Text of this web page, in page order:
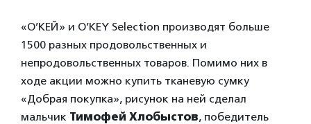
«О’КЕЙ» и O’KEY Selection производят больше
1500 разных продовольственных и
непродовольственных товаров. Помимо них в
ходе акции можно купить тканевую сумку
«Добрая покупка», рисунок на ней сделал
мальчик Тимофей Хлобыстов, победитель